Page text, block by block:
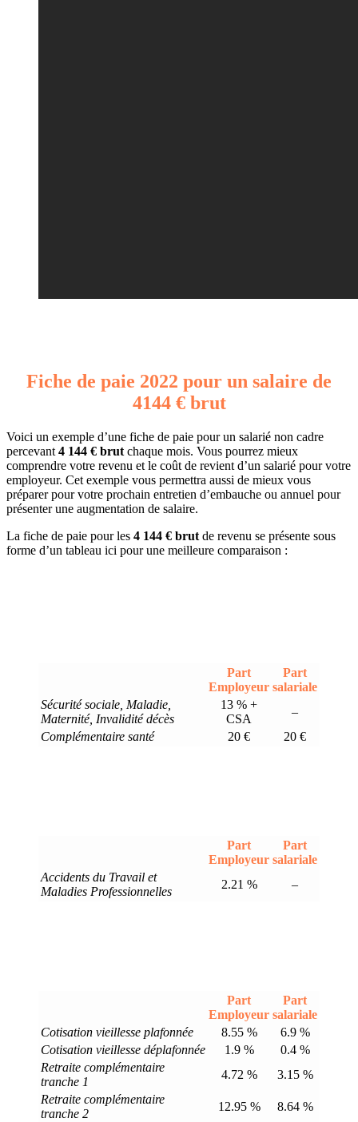
Fiche de paie 2022 pour un salaire de
4144 € brut
Voici un exemple d’une fiche de paie pour un salarié non cadre
percevant 4 144 € brut chaque mois. Vous pourrez mieux
comprendre votre revenu et le coût de revient d’un salarié pour votre
employeur. Cet exemple vous permettra aussi de mieux vous
préparer pour votre prochain entretien d’embauche ou annuel pour
présenter une augmentation de salaire.
La fiche de paie pour les 4 144 € brut de revenu se présente sous
forme d’un tableau ici pour une meilleure comparaison :
Part
Employeur
Part
salariale
Sécurité sociale, Maladie,
Maternité, Invalidité décès
13 % +
CSA
–
Complémentaire santé
20 € 20 €
Part
Employeur
Part
salariale
Accidents du Travail et
Maladies Professionnelles
2.21 % –
Part
Employeur
Part
salariale
Cotisation vieillesse plafonnée
8.55 %
6.9 %
Cotisation vieillesse déplafonnée
1.9 %
0.4 %
Retraite complémentaire
tranche 1
4.72 %
3.15 %
Retraite complémentaire
tranche 2
12.95 %
8.64 %